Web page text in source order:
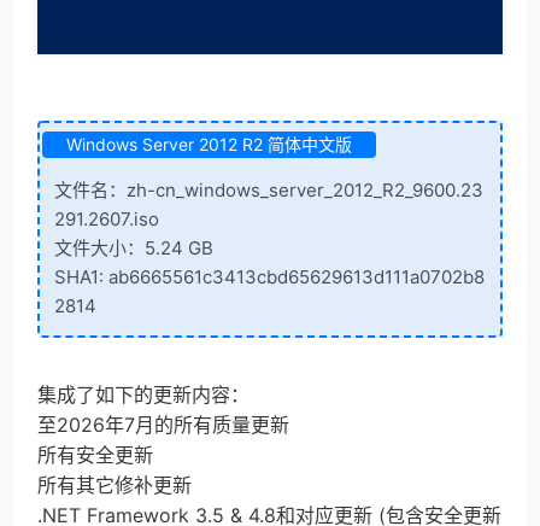
Windows Server 2012 R2 简体中文版
文件名：zh-cn_windows_server_2012_R2_9600.23
291.2607.iso
文件大小：5.24 GB
SHA1: ab6665561c3413cbd65629613d111a0702b8
2814
集成了如下的更新内容：
至2026年7月的所有质量更新
所有安全更新
所有其它修补更新
.NET Framework 3.5 & 4.8和对应更新 (包含安全更新